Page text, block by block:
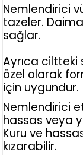
Nemlendirici
tazeler.
sağlar.
Ayrıca
özel olarak
için uygundur.
Nemlendirici
hassas veya
Kuru ve
kızarabilir.